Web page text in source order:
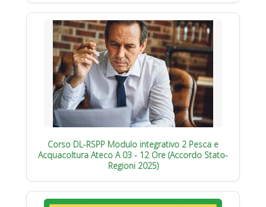
Corso DL-RSPP Modulo integrativo 2 Pesca e
Acquacoltura Ateco A 03 - 12 Ore (Accordo Stato-
Regioni 2025)